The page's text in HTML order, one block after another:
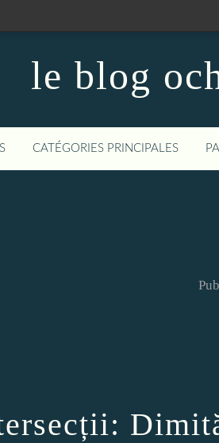
le blog
CATÉGORIES PRINCIPALES